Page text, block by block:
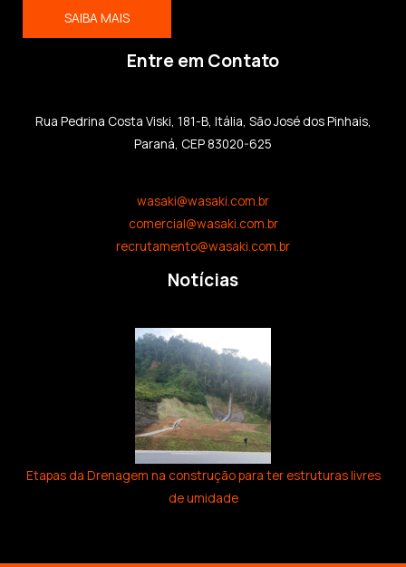
SAIBA MAIS
Entre em Contato
Rua Pedrina Costa Viski, 181-B, Itália, São José dos Pinhais,
Paraná, CEP 83020-625
wasaki@wasaki.com.br
comercial@wasaki.com.br
recrutamento@wasaki.com.br
Notícias
Etapas da Drenagem na construção para ter estruturas livres
de umidade